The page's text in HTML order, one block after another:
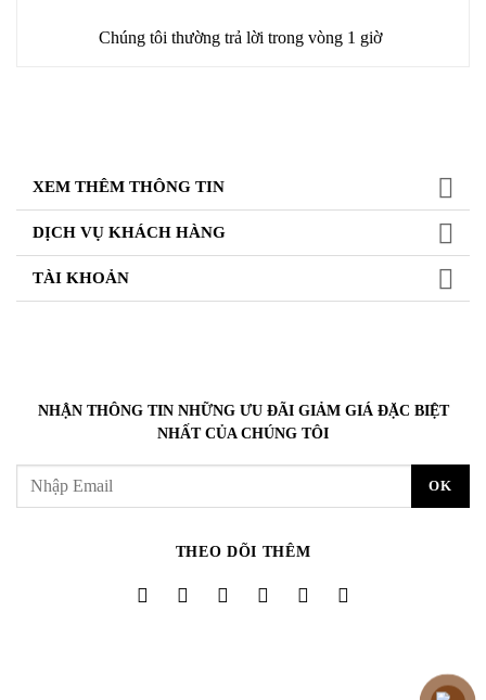
Chúng tôi thường trả lời trong vòng 1 giờ
XEM THÊM THÔNG TIN
DỊCH VỤ KHÁCH HÀNG
TÀI KHOẢN
NHẬN THÔNG TIN NHỮNG ƯU ĐÃI GIẢM GIÁ ĐẶC BIỆT
NHẤT CỦA CHÚNG TÔI
THEO DÕI THÊM